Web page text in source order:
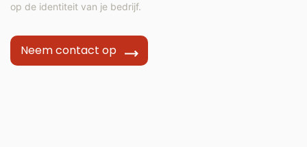
op de identiteit van je bedrijf.
Neem contact op